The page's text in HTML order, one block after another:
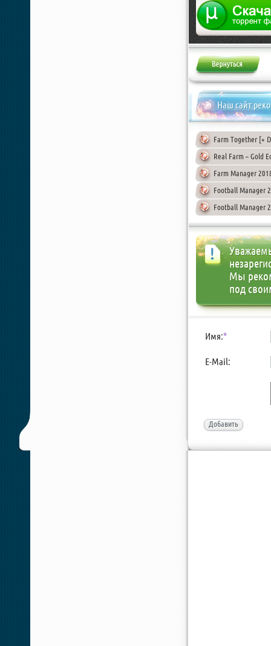
Жалоба
Наш сайт
Farm Together [+
Real Farm – Gold
Farm Manager
Football Manager
Football Manager
Мы
под
Имя:*
E-Mail:
Добавить